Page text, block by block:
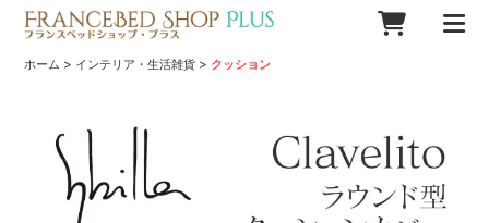
ホーム > インテリア・生活雑貨 > クッション